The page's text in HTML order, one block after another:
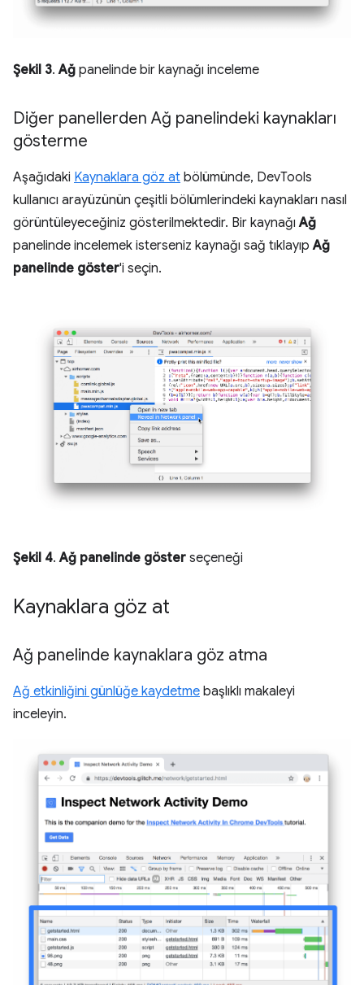
Şekil 3.Ağ panelinde bir kaynağı inceleme
Diğer panellerden Ağ panelindeki kaynakları
gösterme
Aşağıdaki Kaynaklara göz at bölümünde, DevTools
kullanıcı arayüzünün çeşitli bölümlerindeki kaynakları nasıl
görüntüleyeceğiniz gösterilmektedir. Bir kaynağıAğ
panelinde incelemek isterseniz kaynağı sağ tıklayıpAğ
panelinde göster'i seçin.
Şekil 4.Ağ panelinde göster seçeneği
Kaynaklara göz at
Ağ panelinde kaynaklara göz atma
Ağ etkinliğini günlüğe kaydetme başlıklı makaleyi
inceleyin.